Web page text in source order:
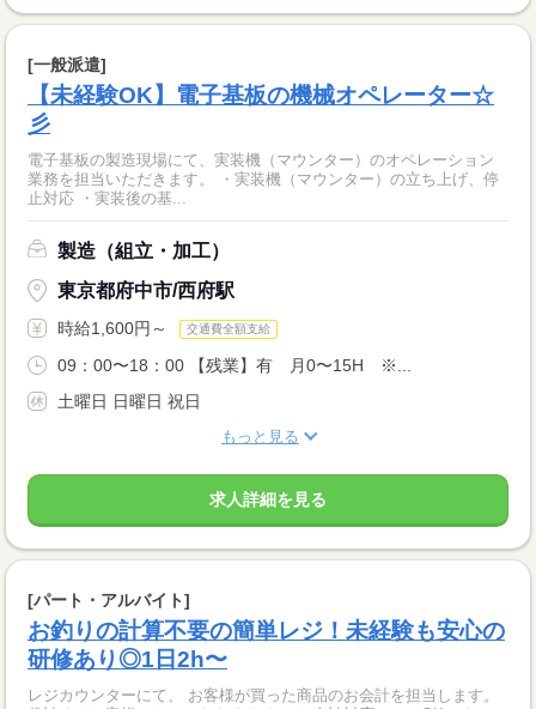
[一般派遣]
【未経験OK】電子基板の機械オペレーター☆
彡
電子基板の製造現場にて、実装機（マウンター）のオペレーション
業務を担当いただきます。 ・実装機（マウンター）の立ち上げ、停
止対応 ・実装後の基...
製造（組立・加工）
東京都府中市/西府駅
時給1,600円～ 交通費全額支給
09：00〜18：00 【残業】有 月0〜15H ※...
土曜日 日曜日 祝日
もっと見る
求人詳細を見る
[パート・アルバイト]
お釣りの計算不要の簡単レジ！未経験も安心の
研修あり◎1日2h〜
レジカウンターにて、 お客様が買った商品のお会計を担当します。